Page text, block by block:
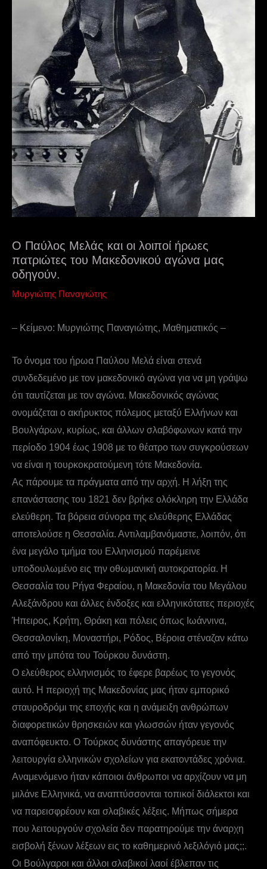
Ο Παύλος Μελάς και οι λοιποί ήρωες
πατριώτες του Μακεδονικού αγώνα μας
οδηγούν.
Μυργιώτης Παναγιώτης
– Κείμενο: Μυργιώτης Παναγιώτης, Μαθηματικός –
Το όνομα του ήρωα Παύλου Μελά είναι στενά
συνδεδεμένο με τον μακεδονικό αγώνα για να μη γράψω
ότι ταυτίζεται με τον αγώνα. Μακεδονικός αγώνας
ονομάζεται ο ακήρυκτος πόλεμος μεταξύ Ελλήνων και
Βουλγάρων, κυρίως, και άλλων σλαβόφωνων κατά την
περίοδο 1904 έως 1908 με το θέατρο των συγκρούσεων
να είναι η τουρκοκρατούμενη τότε Μακεδονία.
Ας πάρουμε τα πράγματα από την αρχή. Η λήξη της
επανάστασης του 1821 δεν βρήκε ολόκληρη την Ελλάδα
ελεύθερη. Τα βόρεια σύνορα της ελεύθερης Ελλάδας
αποτελούσε η Θεσσαλία. Αντιλαμβανόμαστε, λοιπόν, ότι
ένα μεγάλο τμήμα του Ελληνισμού παρέμεινε
υποδουλωμένο εις την οθωμανική αυτοκρατορία. Η
Θεσσαλία του Ρήγα Φεραίου, η Μακεδονία του Μεγάλου
Αλεξάνδρου και άλλες ένδοξες και ελληνικότατες περιοχές
Ήπειρος, Κρήτη, Θράκη και πόλεις όπως Ιωάννινα,
Θεσσαλονίκη, Μοναστήρι, Ρόδος, Βέροια στέναζαν κάτω
από την μπότα του Τούρκου δυνάστη.
Ο ελεύθερος ελληνισμός το έφερε βαρέως το γεγονός
αυτό. Η περιοχή της Μακεδονίας μας ήταν εμπορικό
σταυροδρόμι της εποχής και η ανάμειξη ανθρώπων
διαφορετικών θρησκειών και γλωσσών ήταν γεγονός
αναπόφευκτο. Ο Τούρκος δυνάστης απαγόρευε την
λειτουργία ελληνικών σχολείων για εκατοντάδες χρόνια.
Αναμενόμενο ήταν κάποιοι άνθρωποι να αρχίζουν να μη
μιλάνε Ελληνικά, να αναπτύσσονται τοπικοί διάλεκτοι και
να παρεισφρέουν και σλαβικές λέξεις. Μήπως σήμερα
που λειτουργούν σχολεία δεν παρατηρούμε την άναρχη
εισβολή ξένων λέξεων εις το καθημερινό λεξιλόγιό μας;;.
Οι Βούλγαροι και άλλοι σλαβικοί λαοί έβλεπαν τις